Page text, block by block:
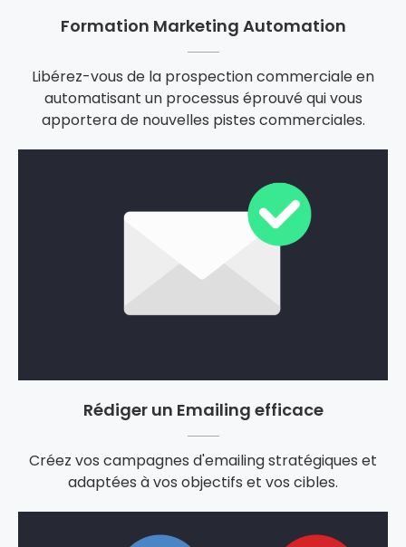
Formation Marketing Automation
Libérez-vous de la prospection commerciale en
automatisant un processus éprouvé qui vous
apportera de nouvelles pistes commerciales.
Rédiger un Emailing efficace
Créez vos campagnes d'emailing stratégiques et
adaptées à vos objectifs et vos cibles.